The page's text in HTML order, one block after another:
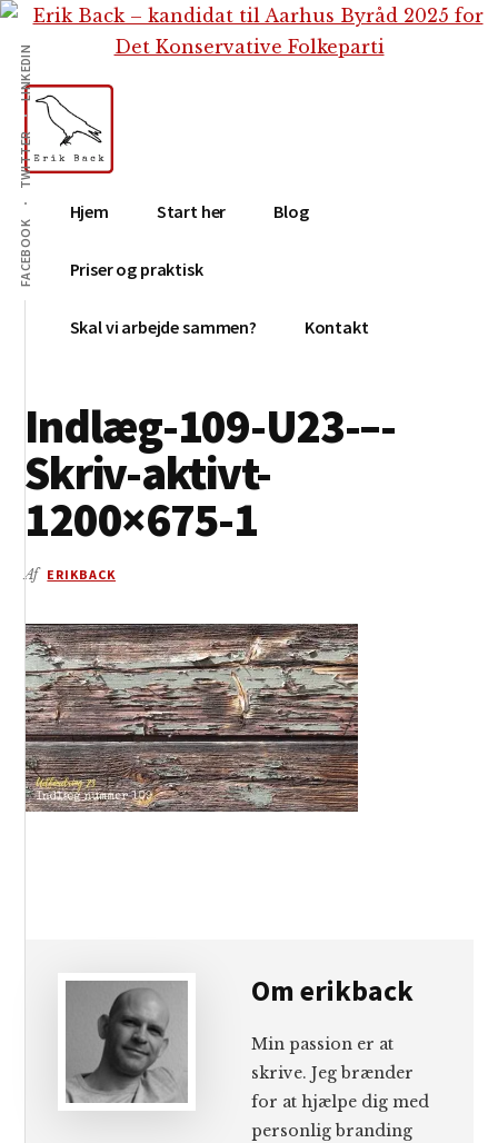
Skip
indhold
Gå
primær
sidebar
Skip
footer
Additional
menu
FACEBOOK
TWITTER
LINKEDIN
Erik
Back
Tekstforfatter,
content
creation,
blog,
medier
Hjem Start her Blog
Priser og praktisk
Skal vi arbejde sammen? Kontakt
Indlæg-109-U23-–-
Skriv-aktivt-
1200×675-1
Af ERIKBACK
Omerikback
Min passion er at
skrive. Jeg brænder
for at hjælpe dig med
personlig branding